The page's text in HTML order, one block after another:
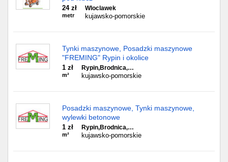
24 zł
metr
Wloclawek
kujawsko-pomorskie
Tynki maszynowe, Posadzki maszynowe
"FREMING" Rypin i okolice
1 zł
m²
Rypin,Brodnica,…
kujawsko-pomorskie
Posadzki maszynowe, Tynki maszynowe,
wylewki betonowe
1 zł
m²
Rypin,Brodnica,…
kujawsko-pomorskie